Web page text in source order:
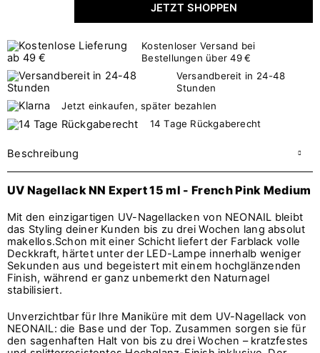
JETZT SHOPPEN
Kostenloser Versand bei
Bestellungen über 49 €
Versandbereit in 24-48
Stunden
Jetzt einkaufen, später bezahlen
14 Tage Rückgaberecht
Beschreibung
UV Nagellack NN Expert 15 ml - French Pink Medium
Mit den einzigartigen UV-Nagellacken von NEONAIL bleibt
das Styling deiner Kunden bis zu drei Wochen lang absolut
makellos.Schon mit einer Schicht liefert der Farblack volle
Deckkraft, härtet unter der LED-Lampe innerhalb weniger
Sekunden aus und begeistert mit einem hochglänzenden
Finish, während er ganz unbemerkt den Naturnagel
stabilisiert.
Unverzichtbar für Ihre Maniküre mit dem UV-Nagellack von
NEONAIL: die Base und der Top. Zusammen sorgen sie für
den sagenhaften Halt von bis zu drei Wochen – kratzfestes